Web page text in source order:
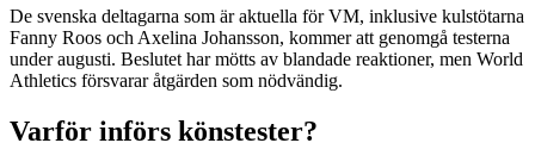
De svenska deltagarna som är aktuella för VM, inklusive kulstötarna
Fanny Roos och Axelina Johansson, kommer att genomgå testerna
under augusti. Beslutet har mötts av blandade reaktioner, men World
Athletics försvarar åtgärden som nödvändig.
Varför införs könstester?